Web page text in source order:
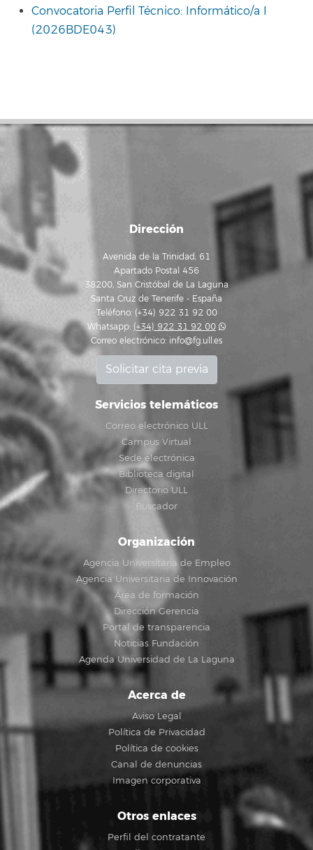
Convocatoria Perfil Técnico: Informático/a I
(2026BDE043)
Dirección
Avenida de la Trinidad, 61
Apartado Postal 456
38200, San Cristóbal de La Laguna
Santa Cruz de Tenerife - España
Teléfono: (+34) 922 31 92 00
Whatsapp: (+34) 922 31 92 00
Correo electrónico: info@fg.ull.es
Solicitar cita previa
Servicios telemáticos
Correo electrónico ULL
Campus Virtual
Sede electrónica
Biblioteca digital
Directorio ULL
Buscador
Organización
Agencia Universitaria de Empleo
Agencia Universitaria de Innovación
Área de formación
Dirección Gerencia
Portal de transparencia
Noticias Fundación
Agenda Universidad de La Laguna
Acerca de
Aviso Legal
Política de Privacidad
Política de cookies
Canal de denuncias
Imagen corporativa
Otros enlaces
Perfil del contratante